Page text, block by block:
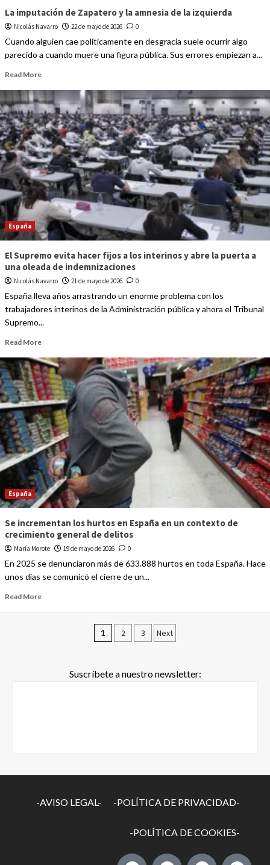
La imputación de Zapatero y la amnesia de la izquierda
Nicolás Navarro 22 de mayo de 2026 0
Cuando alguien cae políticamente en desgracia suele ocurrir algo
parecido a cuando muere una figura pública. Sus errores empiezan a...
Read More
España
El Supremo evita hacer fijos a los interinos y abre la puerta a
una oleada de indemnizaciones
Nicolás Navarro 21 de mayo de 2026 0
España lleva años arrastrando un enorme problema con los
trabajadores interinos de la Administración pública y ahora el Tribunal
Supremo...
Read More
España
Se incrementan los hurtos en España en un contexto de
crecimiento general de delitos
María Morote 19 de mayo de 2026 0
En 2025 se denunciaron más de 633.888 hurtos en toda España. Hace
unos días se comunicó el cierre de un...
Read More
1 2 3 Next
Suscríbete a nuestro newsletter:
-AVISO LEGAL- -POLÍTICA DE PRIVACIDAD-
-POLÍTICA DE COOKIES-